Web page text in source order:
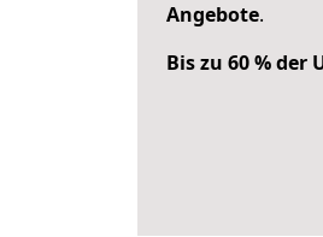
Angebote.
Bis zu 60 % der